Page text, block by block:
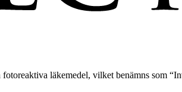
läkemedel, vilket benämns som